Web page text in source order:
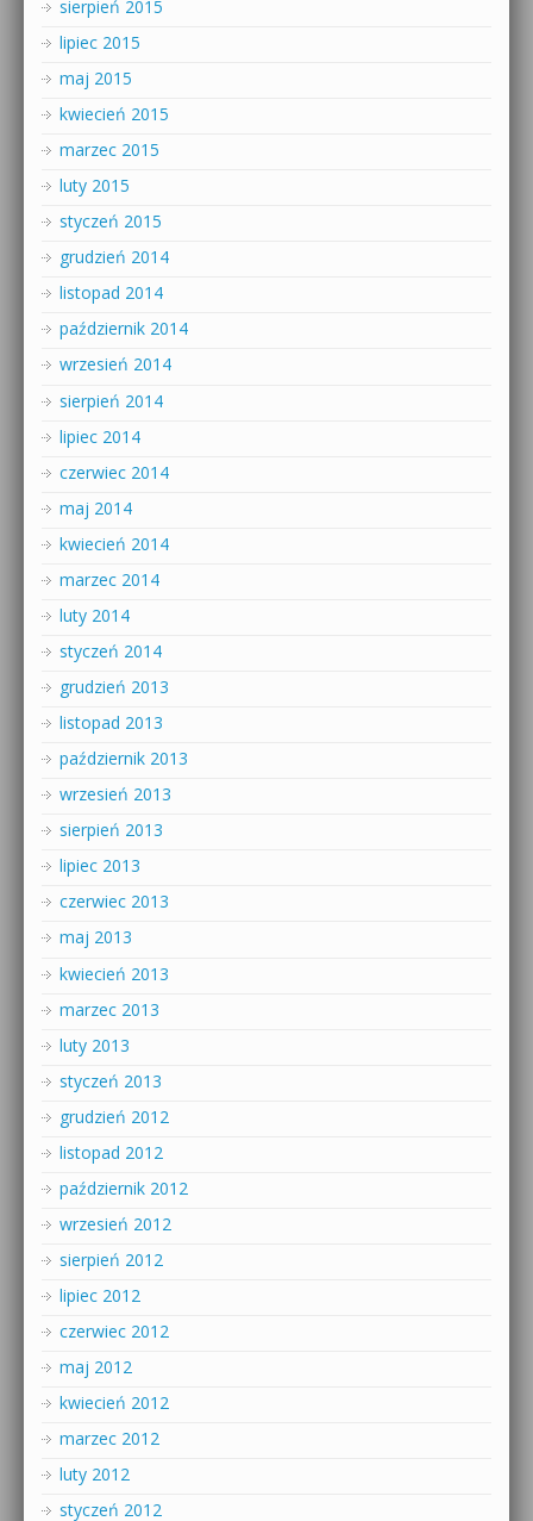
sierpień 2015
lipiec 2015
maj 2015
kwiecień 2015
marzec 2015
luty 2015
styczeń 2015
grudzień 2014
listopad 2014
październik 2014
wrzesień 2014
sierpień 2014
lipiec 2014
czerwiec 2014
maj 2014
kwiecień 2014
marzec 2014
luty 2014
styczeń 2014
grudzień 2013
listopad 2013
październik 2013
wrzesień 2013
sierpień 2013
lipiec 2013
czerwiec 2013
maj 2013
kwiecień 2013
marzec 2013
luty 2013
styczeń 2013
grudzień 2012
listopad 2012
październik 2012
wrzesień 2012
sierpień 2012
lipiec 2012
czerwiec 2012
maj 2012
kwiecień 2012
marzec 2012
luty 2012
styczeń 2012